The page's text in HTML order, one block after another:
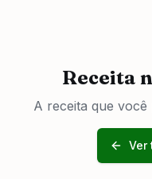
Receita
A receita que
Ver